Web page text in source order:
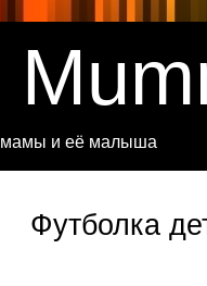
мамы и её малыша
Футболка